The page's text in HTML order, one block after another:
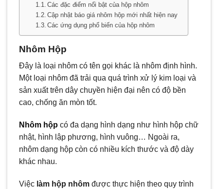
Các đặc điểm nổi bật của hộp nhôm
Cập nhật báo giá nhôm hộp mới nhất hiện nay
Các ứng dụng phổ biến của hộp nhôm
Nhôm Hộp
Đây là loại nhôm có tên gọi khác là nhôm định hình.
Một loại nhôm đã trải qua quá trình xử lý kim loại và
sản xuất trên dây chuyền hiện đại nên có độ bền
cao, chống ăn mòn tốt.
Nhôm hộp có đa dạng hình dạng như hình hộp chữ
nhật, hình lập phương, hình vuông… Ngoài ra,
nhôm dạng hộp còn có nhiều kích thước và độ dày
khác nhau.
Việc làm hộp nhôm được thực hiện theo quy trình